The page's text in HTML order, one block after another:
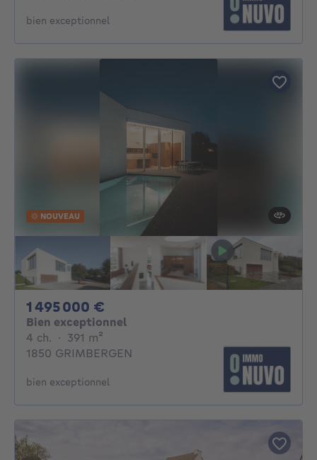
bien exceptionnel
NOUVEAU
1 495 000 €
Bien exceptionnel
4 ch. 4 chambres
· 391 m²
1850 GRIMBERGEN
bien exceptionnel